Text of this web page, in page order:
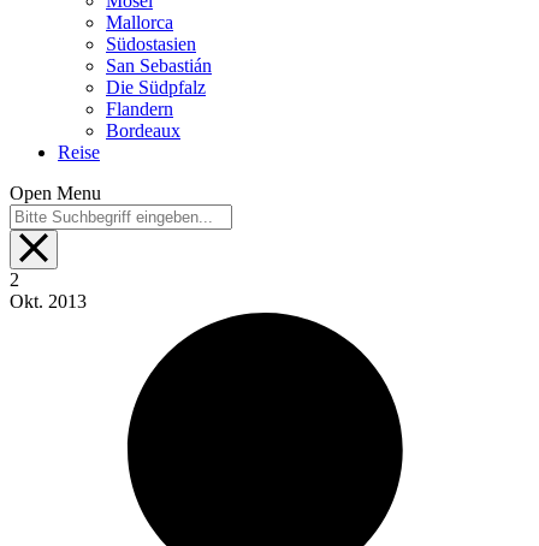
Mallorca
Südostasien
San Sebastián
Die Südpfalz
Flandern
Bordeaux
Reise
Open Menu
2
Okt. 2013